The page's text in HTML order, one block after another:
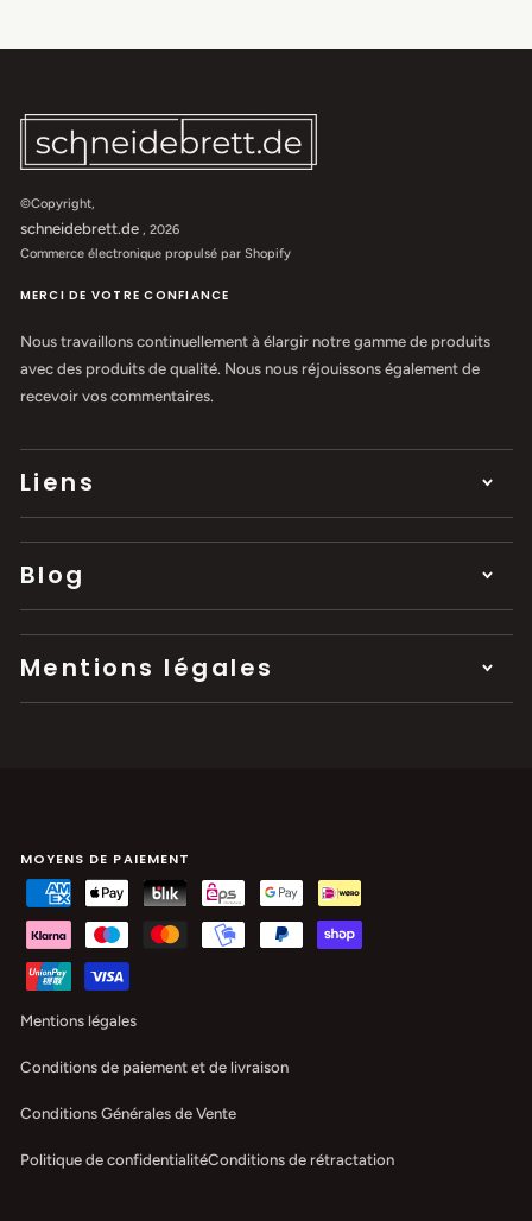
©Copyright,
schneidebrett.de, 2026
Commerce électronique propulsé par Shopify
MERCI DE VOTRE CONFIANCE
Nous travaillons continuellement à élargir notre gamme de produits
avec des produits de qualité. Nous nous réjouissons également de
recevoir vos commentaires.
Liens
Blog
Mentions légales
MOYENS DE PAIEMENT
Mentions légales
Conditions de paiement et de livraison
Conditions Générales de Vente
Politique de confidentialitéConditions de rétractation